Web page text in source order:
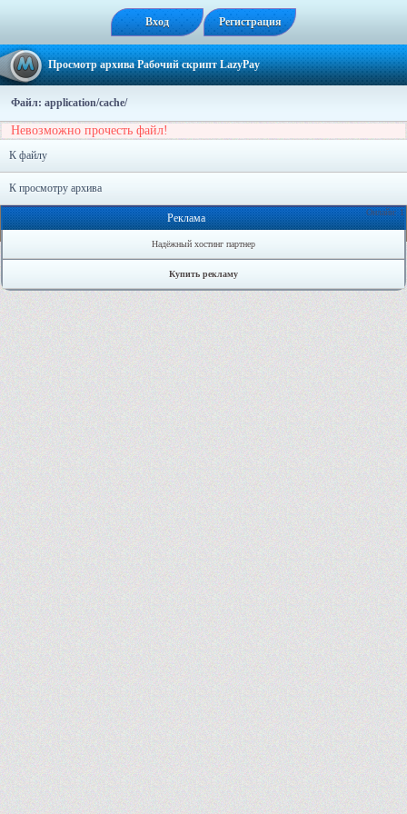
Вход Регистрация
Просмотр архива Рабочий скрипт LazyPay
Файл: application/cache/
Невозможно прочесть файл!
К файлу
К просмотру архива
Онлайн: 1
Реклама
Надёжный хостинг партнер
Купить рекламу